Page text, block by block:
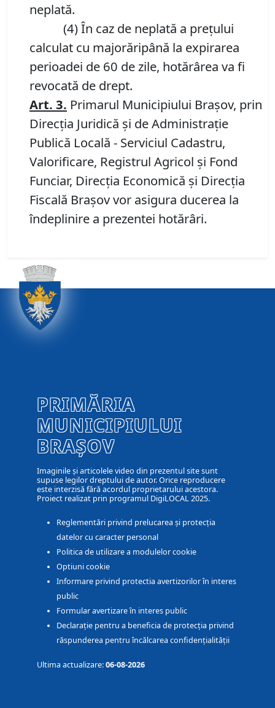
neplată.
(4) În caz de neplată a prețului
calculat cu majorăripână la expirarea
perioadei de 60 de zile, hotărârea va fi
revocată de drept.
Art. 3. Primarul Municipiului Brașov, prin
Direcția Juridică și de Administrație
Publică Locală - Serviciul Cadastru,
Valorificare, Registrul Agricol și Fond
Funciar, Direcția Economică și Direcţia
Fiscală Braşov vor asigura ducerea la
îndeplinire a prezentei hotărâri.
PRIMĂRIA
MUNICIPIULUI
BRAȘOV
Imaginile și articolele video din prezentul site sunt
supuse legilor dreptului de autor. Orice reproducere
este interzisă fără acordul proprietarului acestora.
Proiect realizat prin programul DigiLOCAL 2025.
Reglementări privind prelucarea și protecția
datelor cu caracter personal
Politica de utilizare a modulelor cookie
Optiuni cookie
Informare privind protectia avertizorilor în interes
public
Formular avertizare în interes public
Declarație pentru a beneficia de protecția privind
răspunderea pentru încălcarea confidențialității
Ultima actualizare:06-08-2026